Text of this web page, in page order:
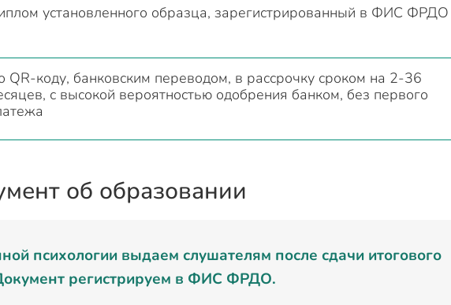
установленного образца, зарегистрированный в ФИС ФРДО
QR-коду, банковским переводом, в рассрочку сроком на 2-36
с высокой вероятностью одобрения банком, без первого
об образовании
психологии выдаем слушателям после сдачи итогового
регистрируем в ФИС ФРДО.